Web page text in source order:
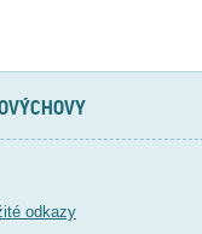
odkazy